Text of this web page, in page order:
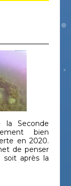
la Seconde
bien
en 2020.
de penser
soit après la